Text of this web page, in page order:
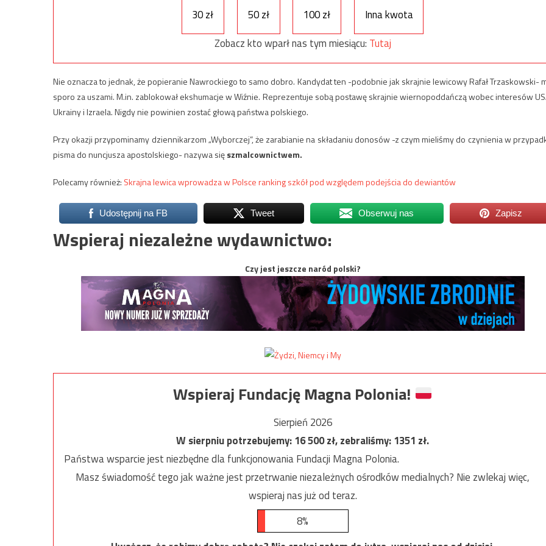
30 zł 50 zł 100 zł
Inna kwota
Zobacz kto wparł nas tym miesiącu: Tutaj
Nie oznacza to jednak, że popieranie Nawrockiego to samo dobro. Kandydat ten -podobnie jak skrajnie lewicowy Rafał Trzaskowski-
sporo za uszami. M.in. zablokował ekshumacje w Wiźnie. Reprezentuje sobą postawę skrajnie wiernopoddańczą wobec interesów
Ukrainy i Izraela. Nigdy nie powinien zostać głową państwa polskiego.
Przy okazji przypominamy dziennikarzom „Wyborczej”, że zarabianie na składaniu donosów -z czym mieliśmy do czynienia w
pisma do nuncjusza apostolskiego- nazywa sięszmalcownictwem.
Polecamy również: Skrajna lewica wprowadza w Polsce ranking szkół pod względem podejścia do dewiantów
Udostępnij na FB Tweet Obserwuj nas Zapisz
Wspieraj niezależne wydawnictwo:
Czy jest jeszcze naród polski?
Wspieraj Fundację Magna Polonia!
Sierpień 2026
W sierpniu potrzebujemy:16 500zł, zebraliśmy:1351 zł.
Państwa wsparcie jest niezbędne dla funkcjonowania Fundacji Magna Polonia.
Masz świadomość tego jak ważne jest przetrwanie niezależnych ośrodków medialnych? Nie zwlekaj więc,
wspieraj nas już od teraz.
8%